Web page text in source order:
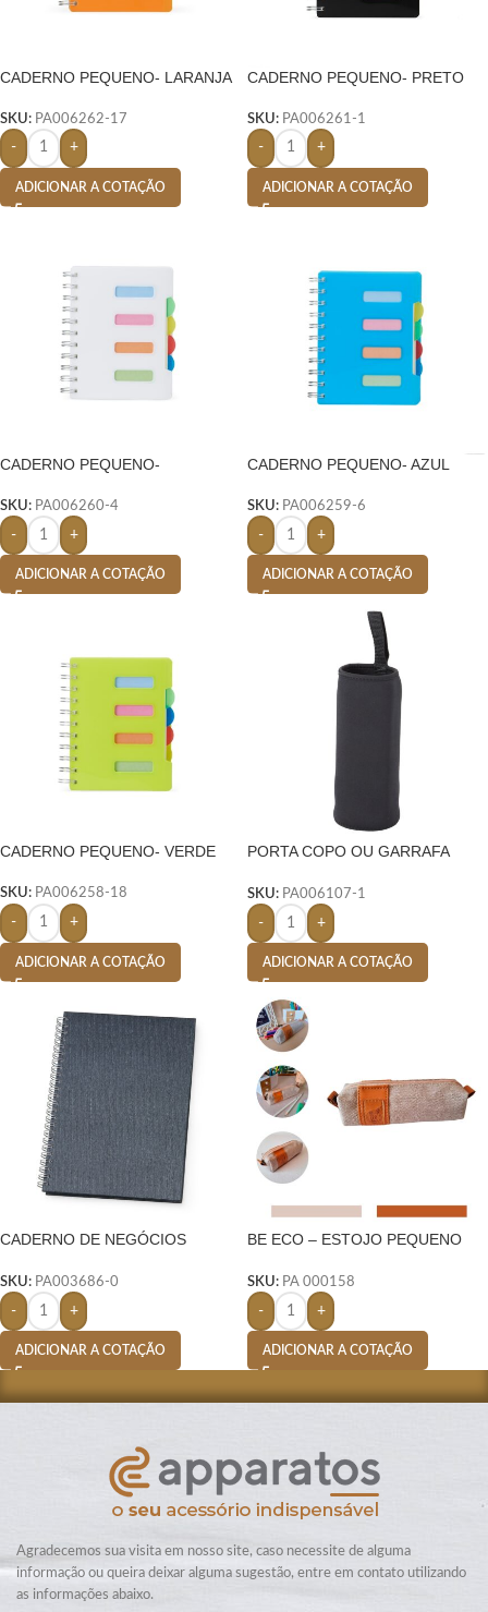
CADERNO PEQUENO- LARANJA
SKU: PA006262-17
- +
ADICIONAR A COTAÇÃO
CADERNO PEQUENO- PRETO
SKU: PA006261-1
- +
ADICIONAR A COTAÇÃO
CADERNO PEQUENO-
SKU: PA006260-4
- +
ADICIONAR A COTAÇÃO
CADERNO PEQUENO- AZUL
SKU: PA006259-6
- +
ADICIONAR A COTAÇÃO
CADERNO PEQUENO- VERDE
SKU: PA006258-18
- +
ADICIONAR A COTAÇÃO
PORTA COPO OU GARRAFA
SKU: PA006107-1
- +
ADICIONAR A COTAÇÃO
CADERNO DE NEGÓCIOS
SKU: PA003686-0
- +
ADICIONAR A COTAÇÃO
BE ECO – ESTOJO PEQUENO
SKU: PA 000158
- +
ADICIONAR A COTAÇÃO
Agradecemos sua visita em nosso site, caso necessite de alguma
informação ou queira deixar alguma sugestão, entre em contato utilizando
as informações abaixo.